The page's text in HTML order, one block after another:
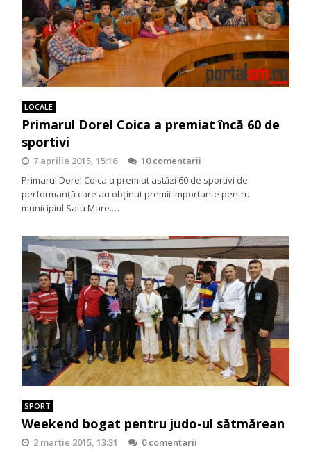
LOCALE
Primarul Dorel Coica a premiat încă 60 de
sportivi
7 aprilie 2015, 15:16
10 comentarii
Primarul Dorel Coica a premiat astăzi 60 de sportivi de
performanţă care au obţinut premii importante pentru
municipiul Satu Mare.…
SPORT
Weekend bogat pentru judo-ul sătmărean
2 martie 2015, 13:31 0 comentarii